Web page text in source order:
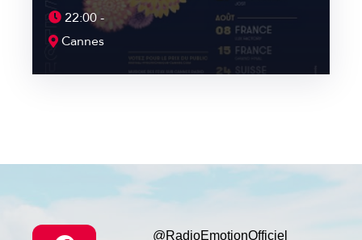
22:00 -
Cannes
@RadioEmotionOfficiel